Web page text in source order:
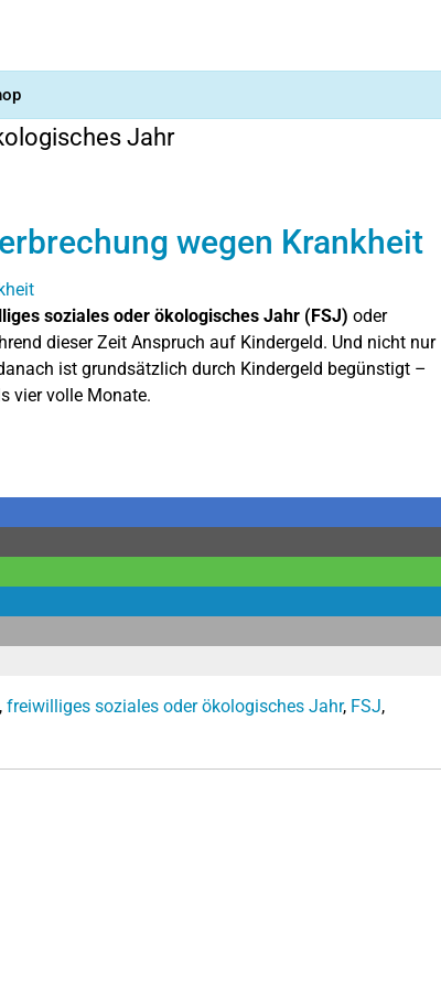
Jahr
wegen Krankheit
soziales oder ökologisches Jahr (FSJ) oder
dieser Zeit Anspruch auf Kindergeld. Und nicht nur
ist grundsätzlich durch Kindergeld begünstigt –
vier volle Monate.
, freiwilliges soziales oder ökologisches Jahr, FSJ,